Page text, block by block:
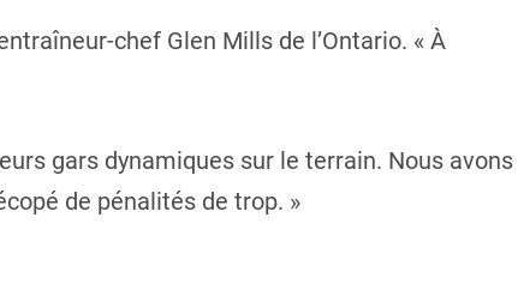
chef Glen Mills de l’Ontario. « À
gars dynamiques sur le terrain. Nous avons
de pénalités de trop. »